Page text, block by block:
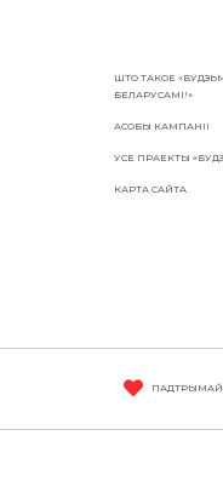
ШТО ТАКОЕ
БЕЛАРУСАМІ!»
АСОБЫ КАМПАНІІ
УСЕ ПРАЕКТЫ
КАРТА САЙТА
ПАДТРЫМАЙ